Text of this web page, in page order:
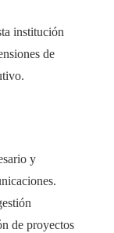
institución
de
y
de proyectos